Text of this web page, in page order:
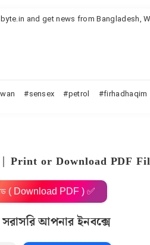
and get news from Bangladesh,
sensex petrol firhadhaqim
| Print or Download PDF
( Download PDF ) ✅
আপনার ইনবক্সে